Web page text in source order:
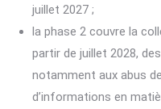
juillet 2027 ;
la phase 2 couvre la
partir de juillet 2028,
notamment aux abus
d’informations en